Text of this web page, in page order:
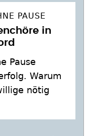
PAUSE
in
Pause
Warum
nötig